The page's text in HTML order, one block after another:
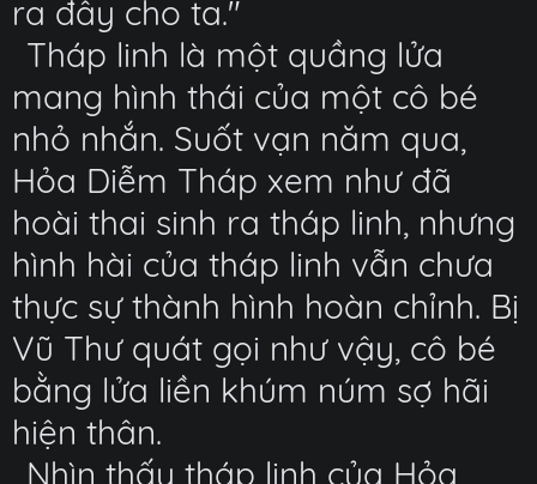
ra đây cho ta."
Tháp linh là một quầng lửa
mang hình thái của một cô bé
nhỏ nhắn. Suốt vạn năm qua,
Hỏa Diễm Tháp xem như đã
hoài thai sinh ra tháp linh, nhưng
hình hài của tháp linh vẫn chưa
thực sự thành hình hoàn chỉnh. Bị
Vũ Thư quát gọi như vậy, cô bé
bằng lửa liền khúm núm sợ hãi
hiện thân.
Nhìn thấy tháp linh của Hỏa